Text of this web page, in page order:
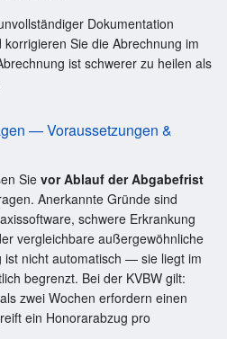
Dokumentation
Sie die Abrechnung im
ist schwerer zu heilen als
— Voraussetzungen &
Sie vor Ablauf der Abgabefrist
Anerkannte Gründe sind
schwere Erkrankung
vergleichbare außergewöhnliche
ist nicht automatisch — sie liegt im
begrenzt. Bei der KVBW gilt:
zwei Wochen erfordern einen
ein Honorarabzug pro